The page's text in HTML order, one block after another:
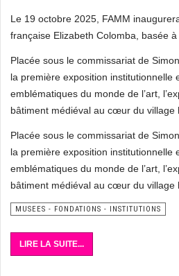
Le 19 octobre 2025, FAMM
française Elizabeth Colomba, basée à
Placée sous le commissariat de
la première exposition institutionnelle
emblématiques du monde de l’art,
bâtiment médiéval au cœur du village
Placée sous le commissariat de
la première exposition institutionnelle
emblématiques du monde de l’art,
bâtiment médiéval au cœur du village
MUSEES - FONDATIONS - INSTITUTIONS
LIRE LA SUITE...